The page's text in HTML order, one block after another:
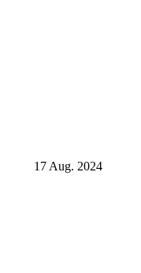
17 Aug. 2024